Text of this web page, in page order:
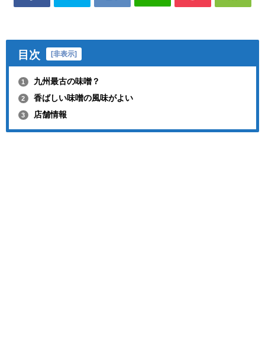
目次 [非表示]
1 九州最古の味噌？
2 香ばしい味噌の風味がよい
3 店舗情報